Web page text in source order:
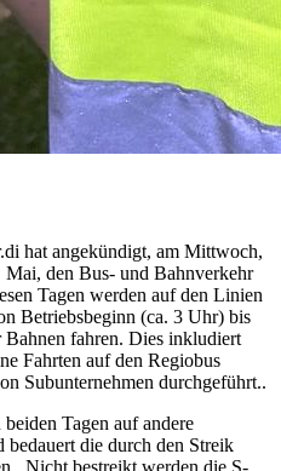
hat angekündigt, am Mittwoch,
den Bus- und Bahnverkehr
Tagen werden auf den Linien
Betriebsbeginn (ca. 3 Uhr) bis
Bahnen fahren. Dies inkludiert
Fahrten auf den Regiobus
Subunternehmen durchgeführt..
Tagen auf andere
bedauert die durch den Streik
Nicht bestreikt werden die S-